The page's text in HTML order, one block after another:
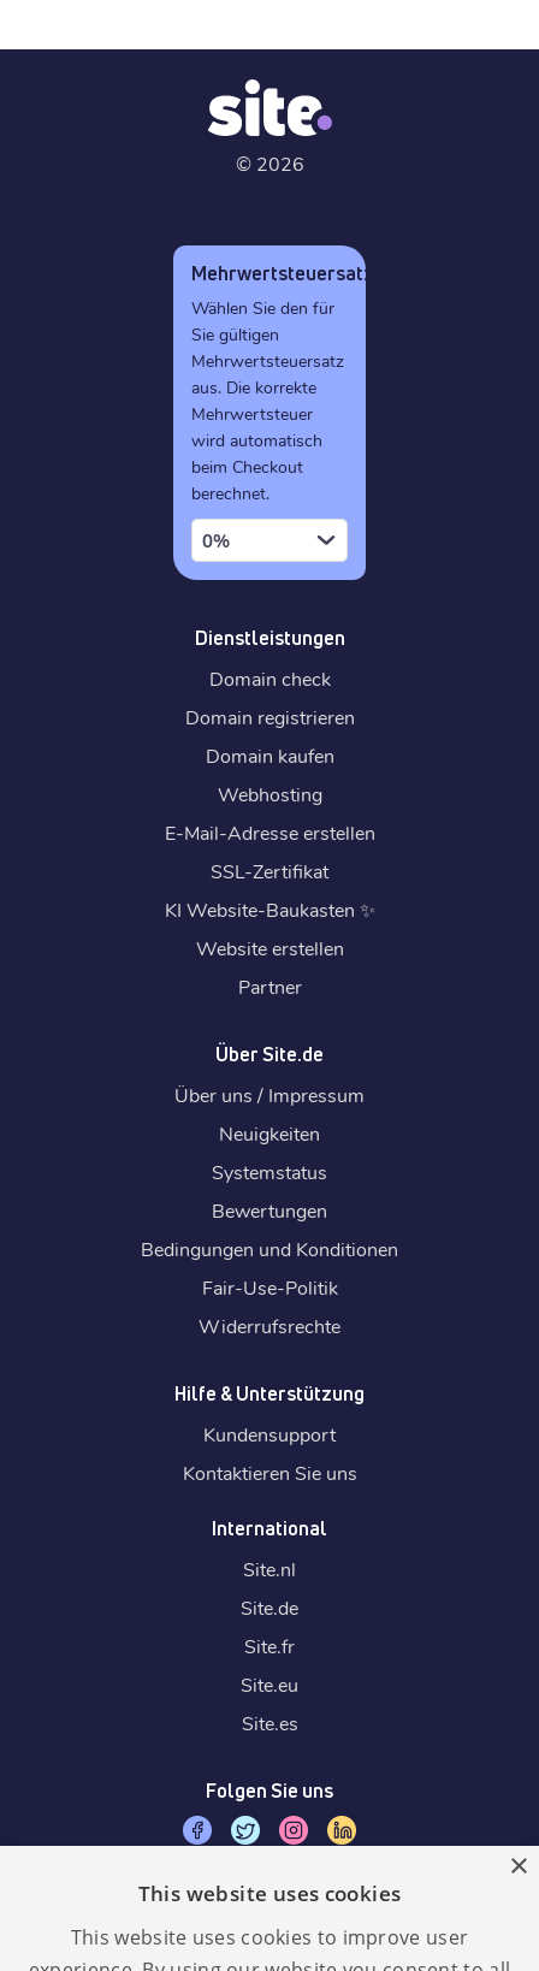
© 2026
Mehrwertsteuersatz
Wählen Sie den für
Sie gültigen
Mehrwertsteuersatz
aus. Die korrekte
Mehrwertsteuer
wird automatisch
beim Checkout
berechnet.
0%
Dienstleistungen
Domain check
Domain registrieren
Domain kaufen
Webhosting
E-Mail-Adresse erstellen
SSL-Zertifikat
KI Website-Baukasten ✨
Website erstellen
Partner
Über Site.de
Über uns / Impressum
Neuigkeiten
Systemstatus
Bewertungen
Bedingungen und Konditionen
Fair-Use-Politik
Widerrufsrechte
Hilfe & Unterstützung
Kundensupport
Kontaktieren Sie uns
International
Site.nl
Site.de
Site.fr
Site.eu
Site.es
Folgen Sie uns
Wir akzeptieren
×
This website uses cookies
This website uses cookies to improve user